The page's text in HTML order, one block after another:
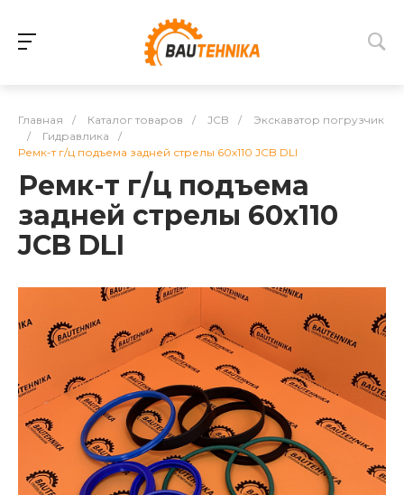
Главная / Каталог товаров / JCB /
Экскаватор погрузчик
/
Гидравлика
/
Ремк-т г/ц подъема задней стрелы 60х110 JCB DLI
Ремк-т г/ц подъема
задней стрелы 60х110
JCB DLI